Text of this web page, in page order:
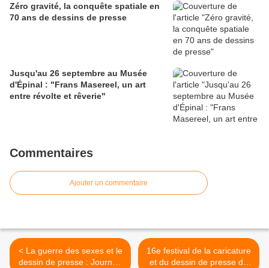
Zéro gravité, la conquête spatiale en
70 ans de dessins de presse
Jusqu'au 26 septembre au Musée
d'Épinal : "Frans Masereel, un art
entre révolte et rêverie"
Commentaires
Ajouter un commentaire
< La guerre des sexes et le
dessin de presse : Journée
16e festival de la caricature
et du dessin de presse de